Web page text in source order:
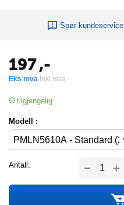
Spør kundeservice
197,-
Eks mva Inkl mva
tilgjengelig
Modell :
Antall: +
−